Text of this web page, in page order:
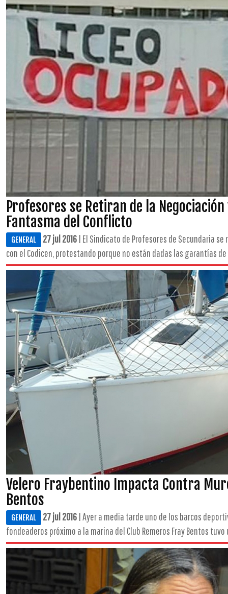
Profesores se Retiran de la
Fantasma del Conflicto
GENERAL 27 jul 2016 | El Sindicato de Profesores de Secundaria
con el Codicen, protestando porque no están dadas las garantías
Velero Fraybentino Impacta Contra
Bentos
GENERAL 27 jul 2016 | Ayer a media tarde uno de los barcos
fondeaderos próximo a la marina del Club Remeros Fray Bentos tuvo